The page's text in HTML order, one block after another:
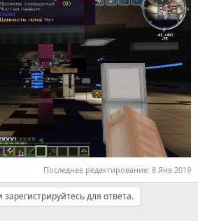
Последнее редактирование: 8 Янв 2019
для ответа.